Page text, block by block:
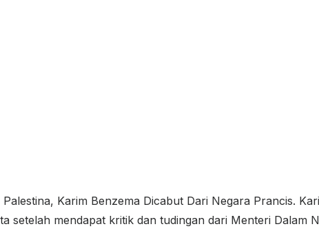
Palestina, Karim Benzema Dicabut Dari Negara Prancis.
setelah mendapat kritik dan tudingan dari Menteri Dalam